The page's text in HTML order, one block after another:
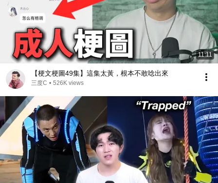
11:11
【梗文梗圖49集】這集太黃，根本不敢唸出來
三度C • 526K views